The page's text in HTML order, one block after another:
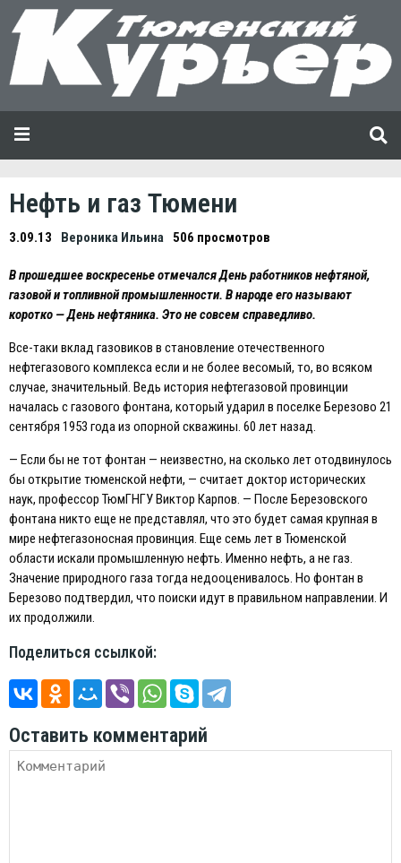
Нефть и газ Тюмени
3.09.13 Вероника Ильина 506 просмотров
В прошедшее воскресенье отмечался День работников нефтяной,
газовой и топливной промышленности. В народе его называют
коротко — День нефтяника. Это не совсем справедливо.
Все-таки вклад газовиков в становление отечественного
нефтегазового комплекса если и не более весомый, то, во всяком
случае, значительный. Ведь история нефтегазовой провинции
началась с газового фонтана, который ударил в поселке Березово 21
сентября 1953 года из опорной скважины. 60 лет назад.
— Если бы не тот фонтан — неизвестно, на сколько лет отодвинулось
бы открытие тюменской нефти, — считает доктор исторических
наук, профессор ТюмГНГУ Виктор Карпов. — После Березовского
фонтана никто еще не представлял, что это будет самая крупная в
мире нефтегазоносная провинция. Еще семь лет в Тюменской
области искали промышленную нефть. Именно нефть, а не газ.
Значение природного газа тогда недооценивалось. Но фонтан в
Березово подтвердил, что поиски идут в правильном направлении. И
их продолжили.
Поделиться ссылкой:
Оставить комментарий